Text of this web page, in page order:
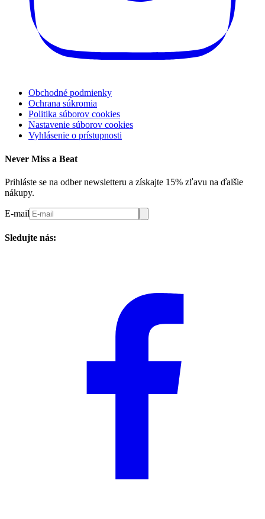
Obchodné podmienky
Ochrana súkromia
Politika súborov cookies
Nastavenie súborov cookies
Vyhlásenie o prístupnosti
Never Miss a Beat
Prihláste se na odber newsletteru a získajte 15% zľavu na ďalšie
nákupy.
E-mail
Sledujte nás: